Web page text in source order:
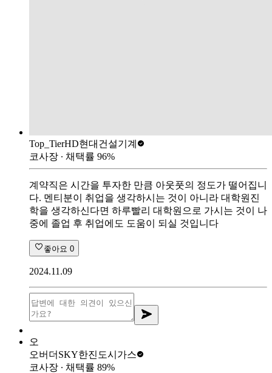
Top_TierHD현대건설기계
코사장 ∙ 채택률 96%
계약직은 시간을 투자한 만큼 아웃풋의 정도가 떨어집니
다. 멘티분이 취업을 생각하시는 것이 아니라 대학원진
학을 생각하신다면 하루빨리 대학원으로 가시는 것이 나
중에 졸업 후 취업에도 도움이 되실 것입니다
좋아요 0
2024.11.09
오
오버더SKY한진도시가스
코사장 ∙ 채택률 89%